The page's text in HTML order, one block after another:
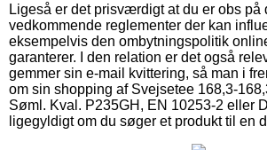
Ligeså er det prisværdigt at du er obs på
vedkommende reglementer der kan
eksempelvis den ombytningspolitik
garanterer. I den relation er det også
gemmer sin e-mail kvittering, så man i
om sin shopping af Svejsetee 168,3-
Søml. Kval. P235GH, EN 10253-2 eller
ligegyldigt om du søger et produkt til en